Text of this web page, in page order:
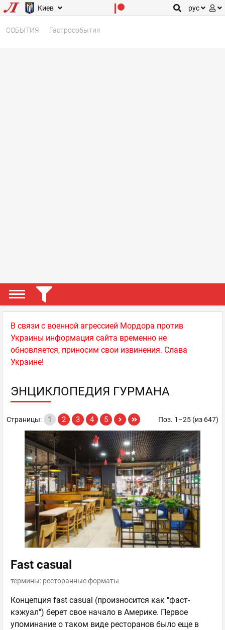
Киев рус
СОБЫТИЯ Гастрособытия
В связи с военной агрессией Мордора против
Украины информация сайта временно не
обновляется, приносим свои извинения. Слава
Украине!
ЭНЦИКЛОПЕДИЯ ГУРМАНА
Поз. 1–25 (из 647)
Страницы: 1 2 3 4 5
Fast casual
термины: ресторанные форматы
Концепция fast casual (произносится как "фаст-
кэжуал") берет свое начало в Америке. Первое
упоминание о таком виде ресторанов было еще в